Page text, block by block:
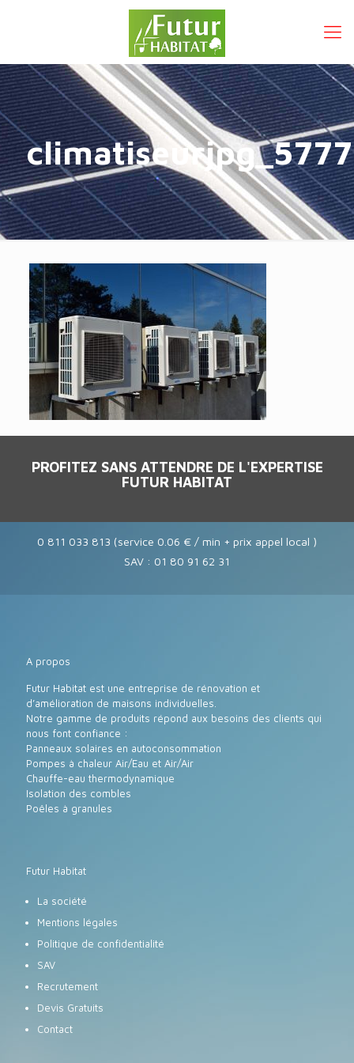
PROFITEZ SANS ATTENDRE DE L'EXPERTISE
FUTUR HABITAT
0 811 033 813 (service 0.06 € / min + prix appel local )
SAV : 01 80 91 62 31
A propos
Futur Habitat est une entreprise de rénovation et
d’amélioration de maisons individuelles.
Notre gamme de produits répond aux besoins des clients qui
nous font confiance :
Panneaux solaires en autoconsommation
Pompes à chaleur Air/Eau et Air/Air
Chauffe-eau thermodynamique
Isolation des combles
Poêles à granules
Futur Habitat
La société
Mentions légales
Politique de confidentialité
SAV
Recrutement
Devis Gratuits
Contact